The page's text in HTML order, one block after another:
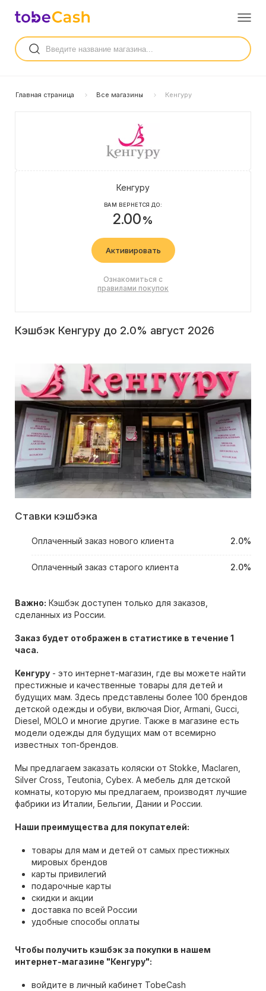
Главная страница Все магазины Кенгуру
Кенгуру
ВАМ ВЕРНЕТСЯ ДО:
2.00%
Активировать
Ознакомиться с
правилами покупок
Кэшбэк Кенгуру до 2.0% август 2026
Ставки кэшбэка
Оплаченный заказ нового клиента 2.0%
Оплаченный заказ старого клиента 2.0%
Важно: Кэшбэк доступен только для заказов,
сделанных из России.
Заказ будет отображен в статистике в течение 1
часа.
Кенгуру - это интернет-магазин, где вы можете найти
престижные и качественные товары для детей и
будущих мам. Здесь представлены более 100 брендов
детской одежды и обуви, включая Dior, Armani, Gucci,
Diesel, MOLO и многие другие. Также в магазине есть
модели одежды для будущих мам от всемирно
известных топ-брендов.
Мы предлагаем заказать коляски от Stokke, Maclaren,
Silver Cross, Teutonia, Cybex. А мебель для детской
комнаты, которую мы предлагаем, производят лучшие
фабрики из Италии, Бельгии, Дании и России.
Наши преимущества для покупателей:
товары для мам и детей от самых престижных
мировых брендов
карты привилегий
подарочные карты
скидки и акции
доставка по всей России
удобные способы оплаты
Чтобы получить кэшбэк за покупки в нашем
интернет-магазине "Кенгуру":
войдите в личный кабинет TobeCash